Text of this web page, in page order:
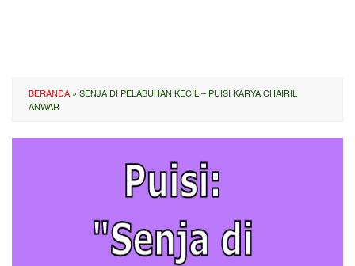
BERANDA » SENJA DI PELABUHAN KECIL – PUISI KARYA CHAIRIL
ANWAR